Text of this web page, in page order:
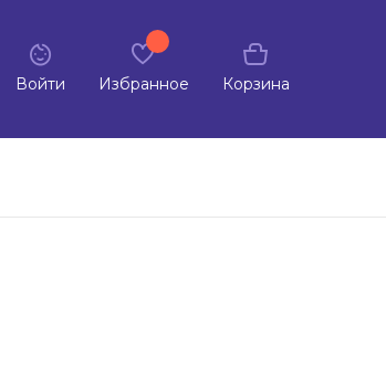
Войти Избранное Корзина